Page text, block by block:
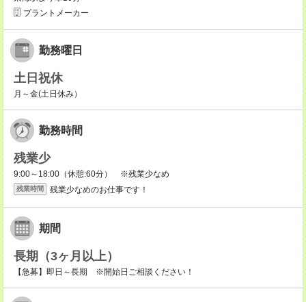
プラントメーカー
勤務曜日
土日祝休
月～金(土日休み）
勤務時間
残業少
9:00～18:00（休憩:60分） ※残業少なめ
残業時間 残業少なめのお仕事です！
期間
長期（3ヶ月以上）
【急募】即日～長期 ※開始日ご相談ください！